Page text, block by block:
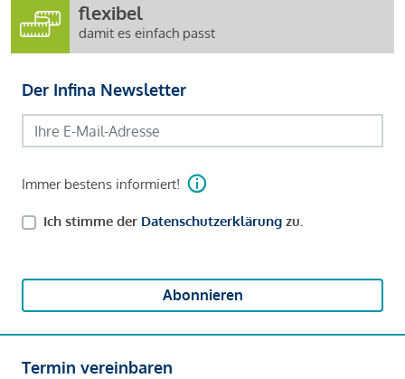
flexibel
damit es einfach passt
Der Infina Newsletter
Immer bestens informiert!
Ich stimme der Datenschutzerklärung zu.
Abonnieren
Termin vereinbaren